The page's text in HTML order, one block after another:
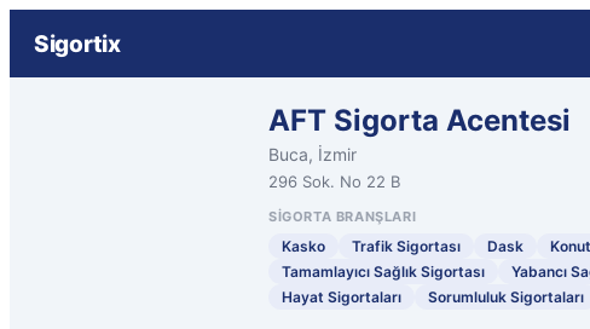
Sigortix
AFT Sigorta Acentesi
Buca, İzmir
296 Sok. No 22 B
SIGORTA BRANŞLARI
Kasko Trafik Sigortası Dask
Tamamlayıcı Sağlık Sigortası
Yabancı
Hayat Sigortaları
Sorumluluk Sigortaları